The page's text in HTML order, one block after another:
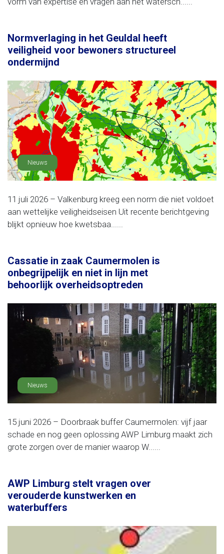
Normverlaging in het Geuldal heeft
veiligheid voor bewoners structureel
ondermijnd
Nieuws
11 juli 2026 – Valkenburg kreeg een norm die niet voldoet
aan wettelijke veiligheidseisen Uit recente berichtgeving
blijkt opnieuw hoe kwetsbaa......
Cassatie in zaak Caumermolen is
onbegrijpelijk en niet in lijn met
behoorlijk overheidsoptreden
Nieuws
15 juni 2026 – Doorbraak buffer Caumermolen: vijf jaar
schade en nog geen oplossing AWP Limburg maakt zich
grote zorgen over de manier waarop W......
AWP Limburg stelt vragen over
verouderde kunstwerken en
waterbuffers